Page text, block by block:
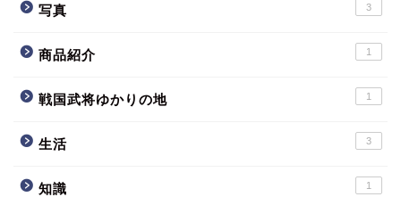
写真 3
商品紹介 1
戦国武将ゆかりの地 1
生活 3
知識 1